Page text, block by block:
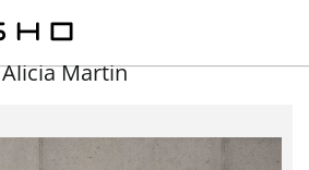
Alicia Martin